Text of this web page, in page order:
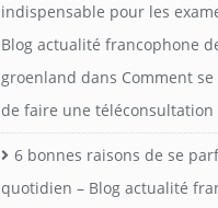
indispensable pour les
Blog actualité francophone
groenland dans Comment
de faire une téléconsultation
6 bonnes raisons de se
quotidien – Blog actualité